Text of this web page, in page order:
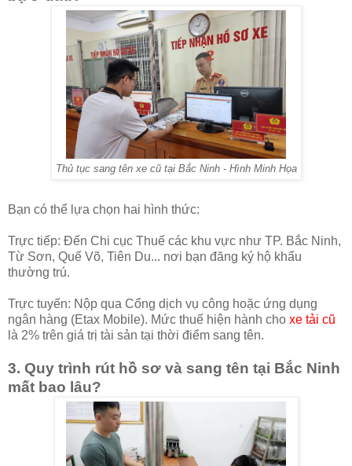
Thủ tục sang tên xe cũ tại Bắc Ninh - Hình Minh Họa
Bạn có thể lựa chọn hai hình thức:
Trực tiếp: Đến Chi cục Thuế các khu vực như TP. Bắc Ninh,
Từ Sơn, Quế Võ, Tiên Du... nơi bạn đăng ký hộ khẩu
thường trú.
Trực tuyến: Nộp qua Cổng dịch vụ công hoặc ứng dụng
ngân hàng (Etax Mobile). Mức thuế hiện hành cho xe tải cũ
là 2% trên giá trị tài sản tại thời điểm sang tên.
3. Quy trình rút hồ sơ và sang tên tại Bắc Ninh
mất bao lâu?